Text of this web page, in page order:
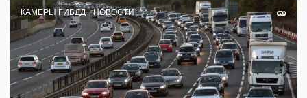
КАМЕРЫ ГИБДД НОВОСТИ